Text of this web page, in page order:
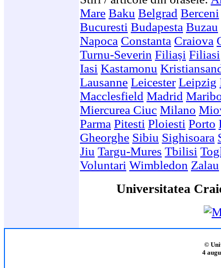
Mare Baku Belgrad Berceni
Bucuresti Budapesta Buzau
Napoca Constanta Craiova
Turnu-Severin Filiași Filiasi
Iasi Kastamonu
Lausanne Leicester Leipzig
Macclesfield Madrid
Miercurea Ciuc Milano
Parma Pitesti Ploiesti Porto
Gheorghe Sibiu Sighisoara
Jiu Targu-Mures Tbilisi
Voluntari Wimbledon Zalau
Universitatea
©
4